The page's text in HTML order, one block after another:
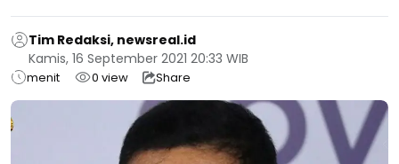
Tim Redaksi, newsreal.id
Kamis, 16 September 2021 20:33 WIB
menit 0 view Share